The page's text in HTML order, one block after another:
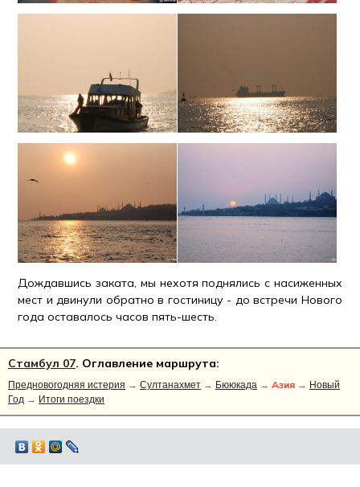
Дождавшись заката, мы нехотя поднялись с насиженных
мест и двинули обратно в гостиницу - до встречи Нового
года оставалось часов пять-шесть.
Стамбул 07. Оглавление маршрута:
Предновогодняя истерия → Султанахмет → Бююкада → Азия → Новый
Год → Итоги поездки